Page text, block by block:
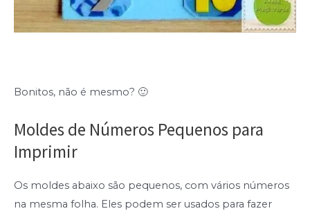
Bonitos, não é mesmo? 🙂
Moldes de Números Pequenos para
Imprimir
Os moldes abaixo são pequenos, com vários números
na mesma folha. Eles podem ser usados para fazer